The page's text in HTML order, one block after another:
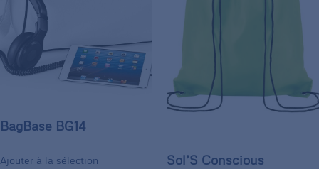
BagBase BG14
Ajouter à la sélection Sol’S Conscious